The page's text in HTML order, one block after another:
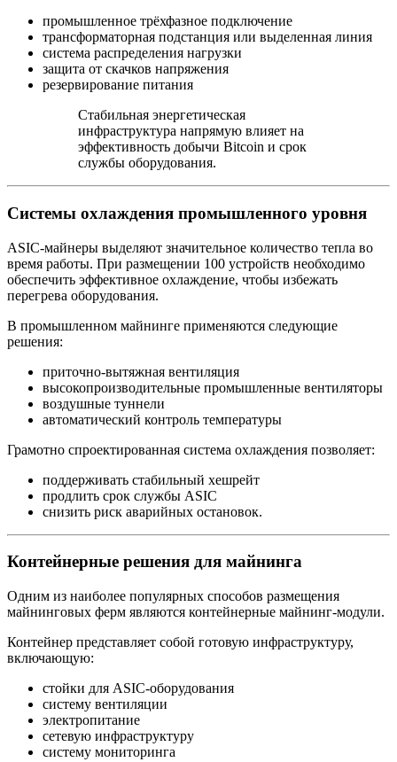
промышленное трёхфазное подключение
трансформаторная подстанция или выделенная линия
система распределения нагрузки
защита от скачков напряжения
резервирование питания
Стабильная энергетическая
инфраструктура напрямую влияет на
эффективность добычи Bitcoin и срок
службы оборудования.
Системы охлаждения промышленного уровня
ASIC‑майнеры выделяют значительное количество тепла во
время работы. При размещении 100 устройств необходимо
обеспечить эффективное охлаждение, чтобы избежать
перегрева оборудования.
В промышленном майнинге применяются следующие
решения:
приточно‑вытяжная вентиляция
высокопроизводительные промышленные вентиляторы
воздушные туннели
автоматический контроль температуры
Грамотно спроектированная система охлаждения позволяет:
поддерживать стабильный хешрейт
продлить срок службы ASIC
снизить риск аварийных остановок.
Контейнерные решения для майнинга
Одним из наиболее популярных способов размещения
майнинговых ферм являются контейнерные майнинг‑модули.
Контейнер представляет собой готовую инфраструктуру,
включающую:
стойки для ASIC‑оборудования
систему вентиляции
электропитание
сетевую инфраструктуру
систему мониторинга